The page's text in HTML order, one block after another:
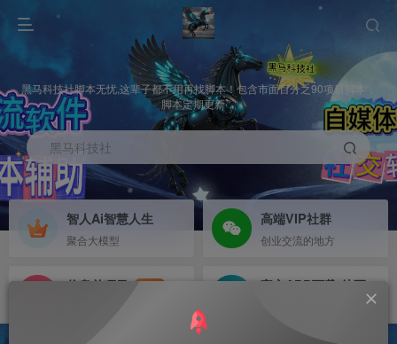
黑马科技社脚本无忧,这辈子都不用再找脚本！包含市面百分之90项目脚本，
脚本定期更新，
黑马科技社
智人Ai智慧人生
聚合大模型
高端VIP社群
创业交流的地方
信息差项目
NEW